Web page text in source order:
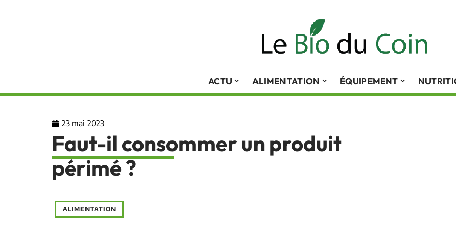
ACTU ALIMENTATION ÉQUIPEMENT
23 mai 2023
Faut-il consommer un produit
périmé ?
ALIMENTATION